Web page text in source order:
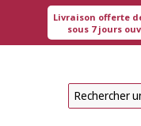
Livraison offerte
sous 7 jours